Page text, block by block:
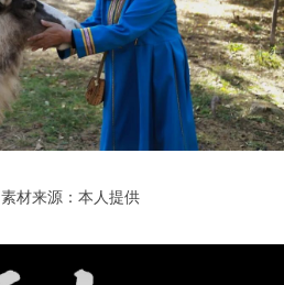
素材来源：本人提供